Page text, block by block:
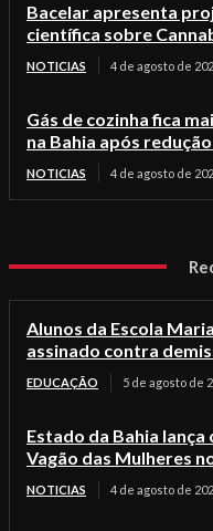
Bacelar apresenta
científica sobre
NOTICIAS 4 de agosto de
Gás de cozinha fica
na Bahia após
NOTICIAS 4 de agosto de
Alunos da Escola
assinado contra
EDUCAÇÃO 5 de agosto de
Estado da Bahia
Vagão das Mulheres
NOTICIAS 4 de agosto de